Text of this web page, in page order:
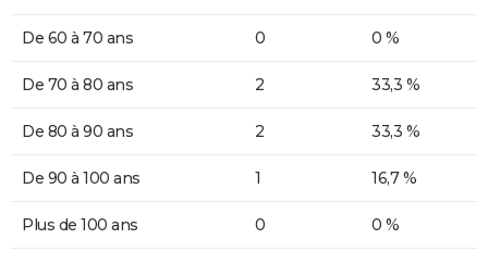
De 60 à 70 ans 0 0 %
De 70 à 80 ans 2 33,3 %
De 80 à 90 ans 2 33,3 %
De 90 à 100 ans 1 16,7 %
Plus de 100 ans 0 0 %